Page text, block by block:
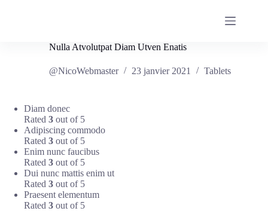
Nulla Atvolutpat Diam Utven Enatis
@NicoWebmaster 23 janvier 2021 Tablets
Diam donec
Rated 3 out of 5
Adipiscing commodo
Rated 3 out of 5
Enim nunc faucibus
Rated 3 out of 5
Dui nunc mattis enim ut
Rated 3 out of 5
Praesent elementum
Rated 3 out of 5